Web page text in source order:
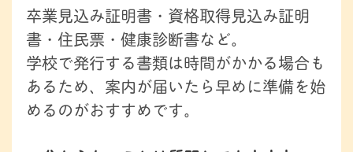
卒業見込み証明書・資格取得見込み証明
書・住民票・健康診断書など。
学校で発行する書類は時間がかかる場合も
あるため、案内が届いたら早めに準備を始
めるのがおすすめです。